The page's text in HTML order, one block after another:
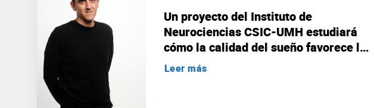
Un proyecto del Instituto de
Neurociencias CSIC-UMH estudiará
cómo la calidad del sueño favorece la
resiliencia al Alzheimer
Leer más